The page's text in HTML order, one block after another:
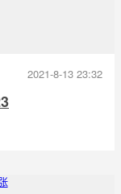
2021-8-13 23:32